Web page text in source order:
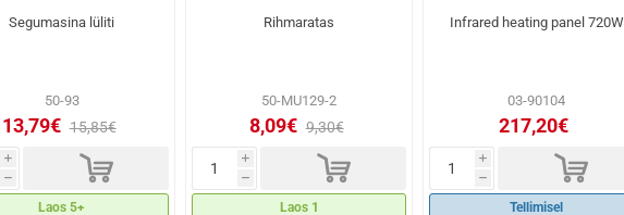
Segumasina lüliti
50-93
13,79€ 15,85€
i
h d
Laos 5+
Rihmaratas
50-MU129-2
8,09€ 9,30€
i
h d
Laos 1
Infrared heating panel 720W
03-90104
217,20€
i
h d
Tellimisel